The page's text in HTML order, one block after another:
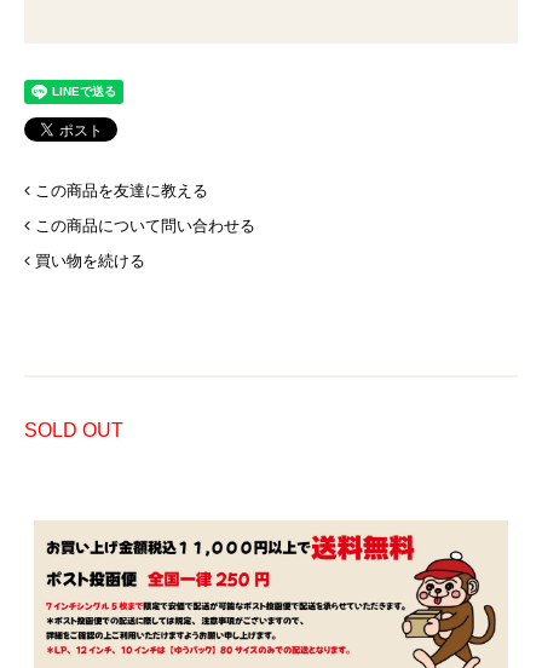
この商品を友達に教える
この商品について問い合わせる
買い物を続ける
SOLD OUT